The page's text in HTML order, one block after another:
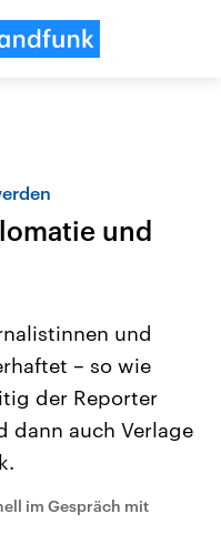
USA
Aktuelle Beiträge,
Hintergründe
Wirtschaftlich und
aktuelle Weltgeschehen.
und
und
– so wie
der Reporter
dann auch Verlage
im Gespräch mit